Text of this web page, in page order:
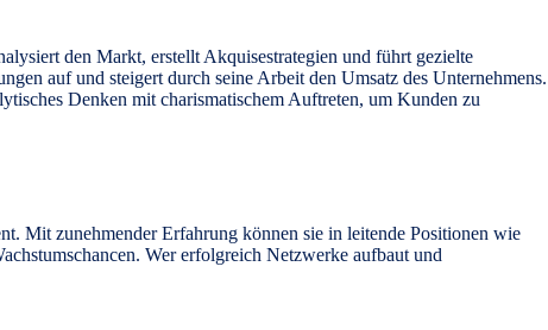
den Markt, erstellt Akquisestrategien und führt gezielte
auf und steigert durch seine Arbeit den Umsatz des Unternehmens.
Denken mit charismatischem Auftreten, um Kunden zu
Mit zunehmender Erfahrung können sie in leitende Positionen wie
Wer erfolgreich Netzwerke aufbaut und